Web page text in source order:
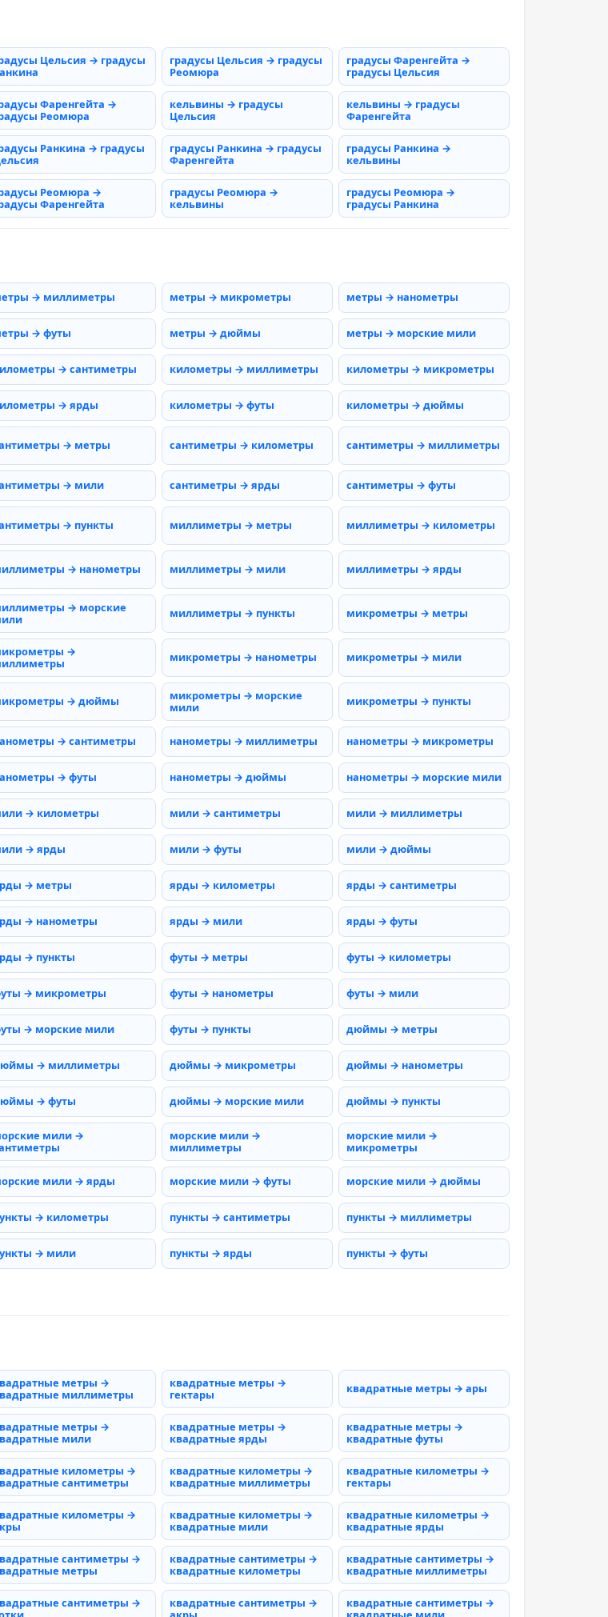
Цельсия → градусы
градусы Цельсия → градусы
Реомюра
градусы Фаренгейта →
градусы Цельсия
Фаренгейта →
Реомюра
кельвины → градусы
Цельсия
кельвины → градусы
Фаренгейта
Ранкина → градусы
градусы Ранкина → градусы
Фаренгейта
градусы Ранкина →
кельвины
Реомюра →
Фаренгейта
градусы Реомюра →
кельвины
градусы Реомюра →
градусы Ранкина
→ миллиметры метры → микрометры метры → нанометры
→ футы метры → дюймы метры → морские мили
→ сантиметры километры → миллиметры километры → микрометры
→ ярды километры → футы километры → дюймы
→ метры сантиметры → километры сантиметры → миллиметры
→ мили сантиметры → ярды сантиметры → футы
→ пункты миллиметры → метры миллиметры → километры
→ нанометры миллиметры → мили миллиметры → ярды
→ морские
миллиметры → пункты микрометры → метры
→
микрометры → нанометры микрометры → мили
→ дюймы
микрометры → морские
мили
микрометры → пункты
→ сантиметры нанометры → миллиметры нанометры → микрометры
→ футы нанометры → дюймы нанометры → морские мили
→ километры мили → сантиметры мили → миллиметры
→ ярды мили → футы мили → дюймы
→ метры ярды → километры ярды → сантиметры
→ нанометры ярды → мили ярды → футы
→ пункты футы → метры футы → километры
→ микрометры футы → нанометры футы → мили
→ морские мили футы → пункты дюймы → метры
→ миллиметры дюймы → микрометры дюймы → нанометры
→ футы дюймы → морские мили дюймы → пункты
мили →
морские мили →
миллиметры
морские мили →
микрометры
мили → ярды морские мили → футы морские мили → дюймы
→ километры пункты → сантиметры пункты → миллиметры
→ мили пункты → ярды пункты → футы
метры →
миллиметры
квадратные метры →
гектары
квадратные метры → ары
метры →
мили
квадратные метры →
квадратные ярды
квадратные метры →
квадратные футы
километры →
сантиметры
квадратные километры →
квадратные миллиметры
квадратные километры →
гектары
километры →
квадратные километры →
квадратные мили
квадратные километры →
квадратные ярды
сантиметры →
метры
квадратные сантиметры →
квадратные километры
квадратные сантиметры →
квадратные миллиметры
сантиметры →
квадратные сантиметры →
квадратные сантиметры →